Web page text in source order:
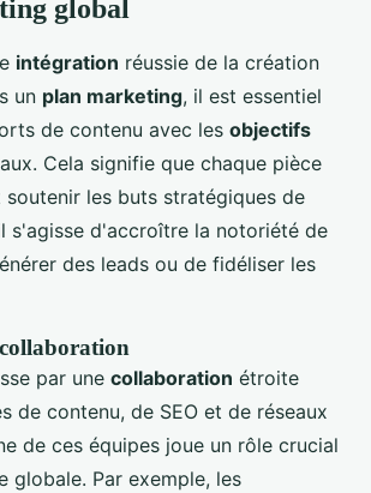
global
intégration réussie de la création
un plan marketing, il est essentiel
de contenu avec les objectifs
Cela signifie que chaque pièce
les buts stratégiques de
s'agisse d'accroître la notoriété de
des leads ou de fidéliser les
par une collaboration étroite
de contenu, de SEO et de réseaux
de ces équipes joue un rôle crucial
globale. Par exemple, les